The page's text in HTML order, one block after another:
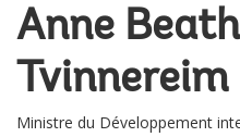
Anne
Tvinnereim
Ministre du Développement